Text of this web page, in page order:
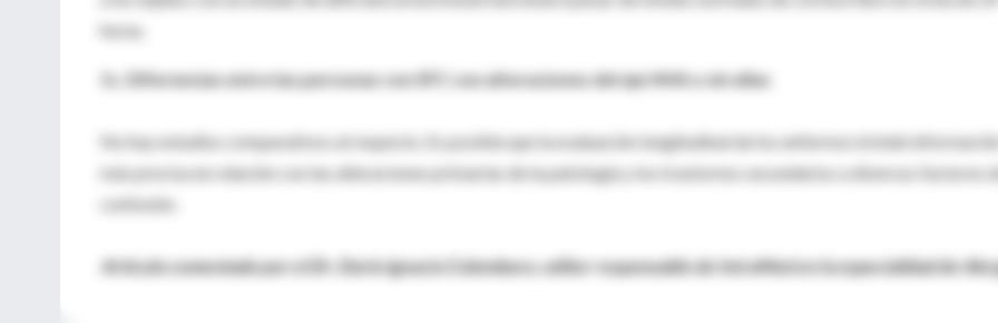
horas.
1c. Diferencias entre las personas con SFC con alteraciones del eje HHA o sin ellas
No hay estudios comparativos al respecto. Es posible que la evaluación longitudinal de los enfermos brinde
más precisa en relación con las alteraciones primarias de la patología y los trastornos secundarios a diversos factores
confusión.
Artículo comentado por el Dr. Dario Ignacio Colombaro, editor responsable de IntraMed en la especialidad de